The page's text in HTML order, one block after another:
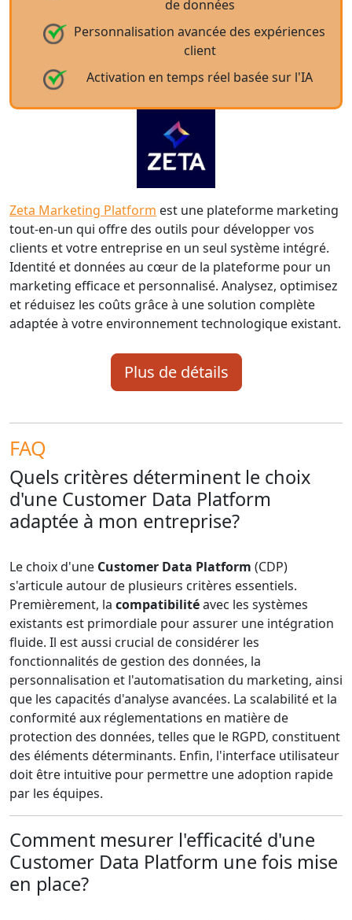
de données
Personnalisation avancée des expériences
client
Activation en temps réel basée sur l'IA
Zeta Marketing Platform est une plateforme marketing
tout-en-un qui offre des outils pour développer vos
clients et votre entreprise en un seul système intégré.
Identité et données au cœur de la plateforme pour un
marketing efficace et personnalisé. Analysez, optimisez
et réduisez les coûts grâce à une solution complète
adaptée à votre environnement technologique existant.
Plus de détails
FAQ
Quels critères déterminent le choix
d'une Customer Data Platform
adaptée à mon entreprise?
Le choix d'une Customer Data Platform (CDP)
s'articule autour de plusieurs critères essentiels.
Premièrement, la compatibilitéavec les systèmes
existants est primordiale pour assurer une intégration
fluide. Il est aussi crucial de considérer les
fonctionnalités de gestion des données, la
personnalisation et l'automatisation du marketing, ainsi
que les capacités d'analyse avancées. La scalabilité et la
conformité aux réglementations en matière de
protection des données, telles que le RGPD, constituent
des éléments déterminants. Enfin, l'interface utilisateur
doit être intuitive pour permettre une adoption rapide
par les équipes.
Comment mesurer l'efficacité d'une
Customer Data Platform une fois mise
en place?